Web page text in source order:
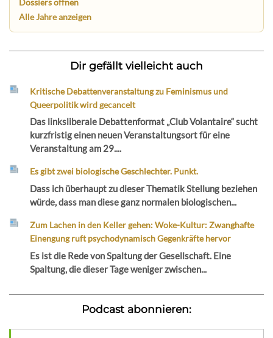
Alle Jahre anzeigen
Dir gefällt vielleicht auch
Kritische Debattenveranstaltung zu Feminismus und
Queerpolitik wird gecancelt
Das linksliberale Debattenformat „Club Volantaire“ sucht
kurzfristig einen neuen Veranstaltungsort für eine
Veranstaltung am 29....
Es gibt zwei biologische Geschlechter. Punkt.
Dass ich überhaupt zu dieser Thematik Stellung beziehen
würde, dass man diese ganz normalen biologischen...
Zum Lachen in den Keller gehen: Woke-Kultur: Zwanghafte
Einengung ruft psychodynamisch Gegenkräfte hervor
Es ist die Rede von Spaltung der Gesellschaft. Eine
Spaltung, die dieser Tage weniger zwischen...
Podcast abonnieren: